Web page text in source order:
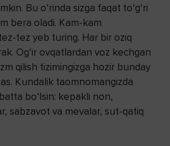
Bu o‘rinda sizga faqat to‘g‘ri
bera oladi. Kam-kam
tez yeb turing. Har bir oziq
Og‘ir ovqatlardan voz kechgan
qilish tizimingizga hozir bunday
Kundalik taomnomangizda
bo‘lsin: kepakli non,
sabzavot va mevalar, sut-qatiq